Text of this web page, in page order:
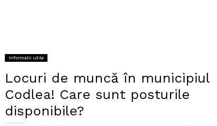
Informatii utile
Locuri de muncă în municipiul
Codlea! Care sunt posturile
disponibile?